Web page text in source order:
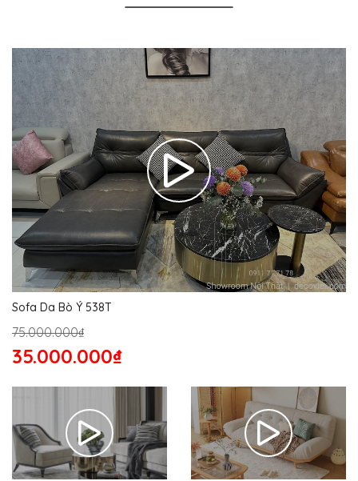
Sofa Da Bò Ý 538T
75.000.000₫
35.000.000₫